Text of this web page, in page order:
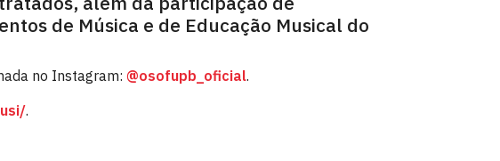
de Música e de Educação Musical do
no Instagram: @osofupb_oficial.
.